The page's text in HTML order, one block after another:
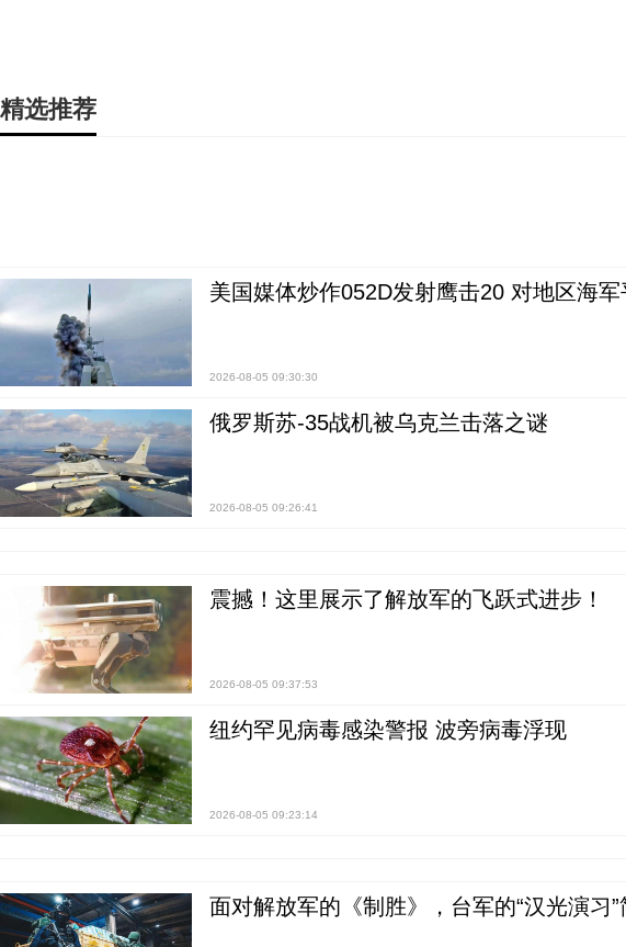
精选推荐
美国媒体炒作052D发射鹰击20 对地区海
2026-08-05 09:30:30
俄罗斯苏-35战机被乌克兰击落之谜
2026-08-05 09:26:41
震撼！这里展示了解放军的飞跃式进步！
2026-08-05 09:37:53
纽约罕见病毒感染警报 波旁病毒浮现
2026-08-05 09:23:14
面对解放军的《制胜》，台军的“汉光演习”